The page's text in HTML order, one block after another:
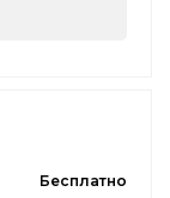
Бесплатно